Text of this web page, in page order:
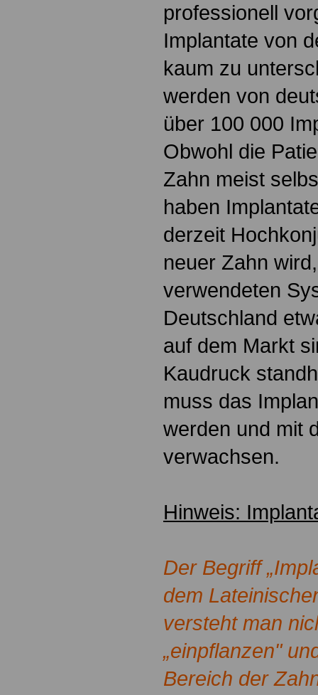
professionell
Implantate von
kaum zu
werden von
über 100 000
Obwohl die
Zahn meist
haben
derzeit
neuer Zahn
verwendeten
Deutschland
auf dem Markt
Kaudruck
muss das
werden und mit
verwachsen.
Hinweis:
Der Begriff
dem
versteht man
„einpflanzen"
Bereich der